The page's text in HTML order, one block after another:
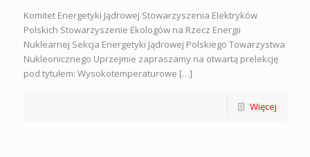
Komitet Energetyki Jądrowej Stowarzyszenia Elektryków
Polskich Stowarzyszenie Ekologów na Rzecz Energii
Nuklearnej Sekcja Energetyki Jądrowej Polskiego Towarzystwa
Nukleonicznego Uprzejmie zapraszamy na otwartą prelekcję
pod tytułem: Wysokotemperaturowe […]
Więcej